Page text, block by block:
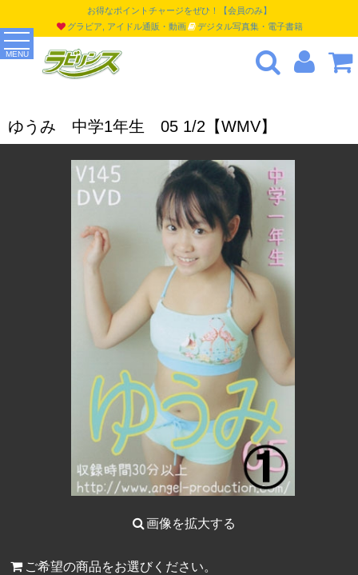
MENU
お得なポイントチャージをぜひ！【会員のみ】
グラビア, アイドル通販・動画
デジタル写真集・電子書籍
ゆうみ 中学1年生 05 1/2【WMV】
画像を拡大する
ご希望の商品をお選びください。